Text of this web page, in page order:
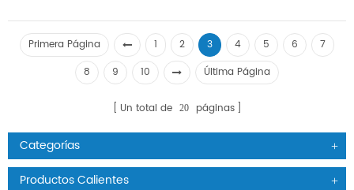
Primera Página 1 2 3 4 5 6
7
8
9 10 Última Página
Un total de 20 páginas
Categorías
Productos Calientes